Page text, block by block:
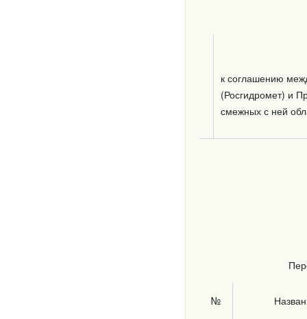
к соглашению
(Росгидромет) и
смежных с ней
№